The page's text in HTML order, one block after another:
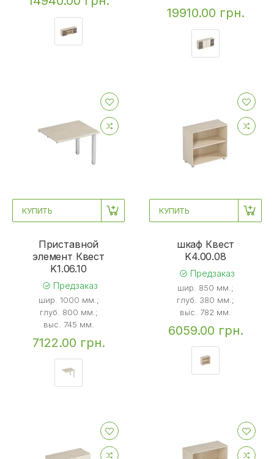
19910.00 грн.
КУПИТЬ
Приставной
элемент Квест
K1.06.10
Предзаказ
шир. 1000 мм.;
глуб. 800 мм.;
выс. 745 мм.
7122.00 грн.
КУПИТЬ
шкаф Квест
K4.00.08
Предзаказ
шир. 850 мм.;
глуб. 380 мм.;
выс. 782 мм.
6059.00 грн.